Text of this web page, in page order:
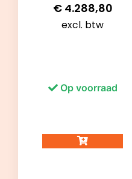
€4.288,80
excl. btw
Op voorraad